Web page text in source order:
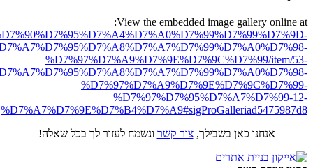
View the embedded image gallery online at:
%D7%97%D7%A9%D7%9E%D7%9C%D7%99/item/53-
%D7%97%D7%A9%D7%9E%D7%9C%D7%99-
%D7%97%D7%95%D7%A7%D7%99-12-
%D7%A7%D7%9E%D7%B4%D7%A9#sigProGalleriad5475987d8
אנחנו כאן בשבילך,צור קשר ונשמח לעזור לך בכל שאלה!